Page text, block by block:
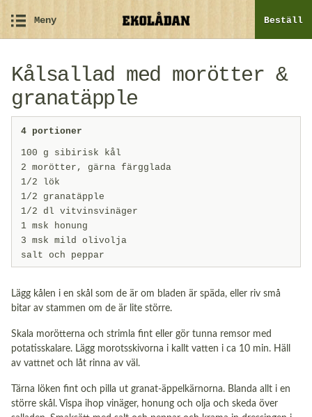
Meny Beställ
Kålsallad med morötter &
granatäpple
4 portioner
100 g sibirisk kål
2 morötter, gärna färgglada
1/2 lök
1/2 granatäpple
1/2 dl vitvinsvinäger
1 msk honung
3 msk mild olivolja
salt och peppar
Lägg kålen i en skål som de är om bladen är späda, eller riv små
bitar av stammen om de är lite större.
Skala morötterna och strimla fint eller gör tunna remsor med
potatisskalare. Lägg morotsskivorna i kallt vatten i ca 10 min. Häll
av vattnet och låt rinna av väl.
Tärna löken fint och pilla ut granat-äppelkärnorna. Blanda allt i en
större skål. Vispa ihop vinäger, honung och olja och skeda över